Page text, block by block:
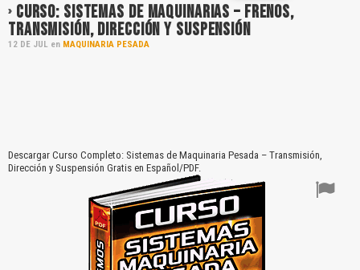
CURSO: SISTEMAS DE MAQUINARIAS – FRENOS,
TRANSMISIÓN, DIRECCIÓN Y SUSPENSIÓN
12 DE JUL en MAQUINARIA PESADA
Descargar Curso Completo: Sistemas de Maquinaria Pesada – Transmisión,
Dirección y Suspensión Gratis en Español/PDF.